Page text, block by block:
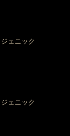
ェニック
ェニック